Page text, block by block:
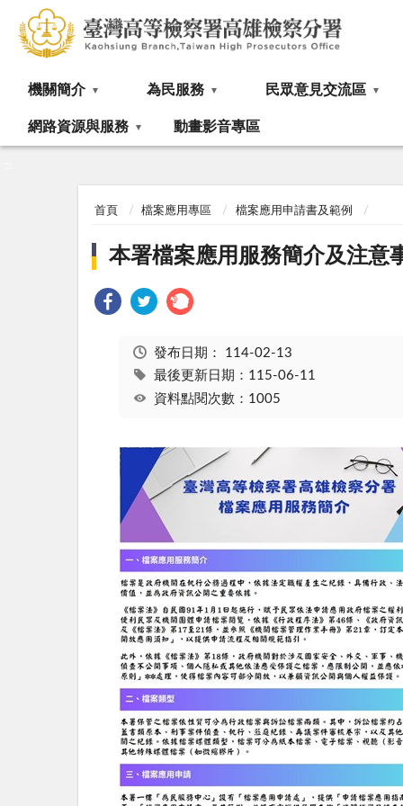
機關簡介 為民服務 民眾意見交流區
網路資源與服務 動畫影音專區
首頁 檔案應用專區 檔案應用申請書及範例
本署檔案應用服務簡介及注意
發布日期： 114-02-13
最後更新日期：115-06-11
資料點閱次數：1005